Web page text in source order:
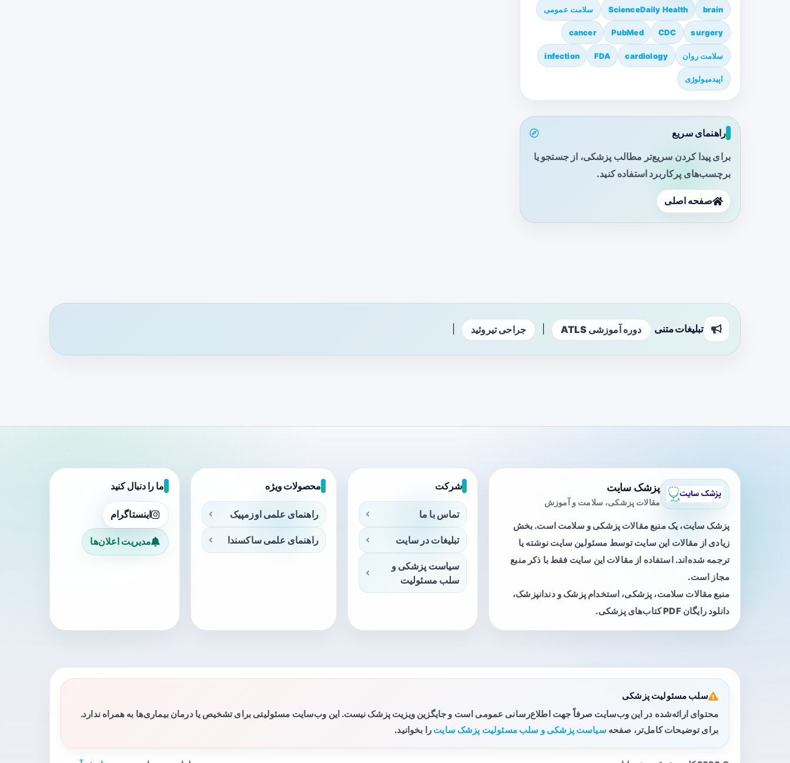
brain
ScienceDaily Health سلامت عمومی
surgery
CDC
PubMed
cancer
سلامت روان cardiology
FDA
infection
اپیدمیولوژی
راهنمای سریع
برای پیدا کردن سریع‌تر مطالب پزشکی، از جستجو یا
برچسب‌های پرکاربرد استفاده کنید.
صفحه اصلی
تبلیغات متنی دوره آموزشی ATLS جراحی تیروئید
پزشک سایت
مقالات پزشکی، سلامت و آموزش
پزشک سایت، یک منبع مقالات پزشکی و سلامت است. بخش
زیادی از مقالات این سایت توسط مسئولین سایت نوشته یا
ترجمه شده‌اند. استفاده از مقالات این سایت فقط با ذکر منبع
مجاز است.
منبع مقالات سلامت، پزشکی، استخدام پزشک و دندانپزشک،
دانلود رایگان PDF کتاب‌های پزشکی.
شرکت
تماس با ما
تبلیغات در سایت
سیاست پزشکی و
سلب مسئولیت
محصولات ویژه
راهنمای علمی اوزمپیک
راهنمای علمی ساکسندا
ما را دنبال کنید
اینستاگرام
مدیریت اعلان‌ها
سلب مسئولیت پزشکی
محتوای ارائه‌شده در این وب‌سایت صرفاً جهت اطلاع‌رسانی عمومی است و جایگزین ویزیت پزشک نیست. این وب‌سایت مسئولیتی برای تشخیص یا درمان بیماری‌ها به همراه ندارد.
برای توضیحات کامل‌تر، صفحه سیاست پزشکی و سلب مسئولیت پزشک سایت را بخوانید.